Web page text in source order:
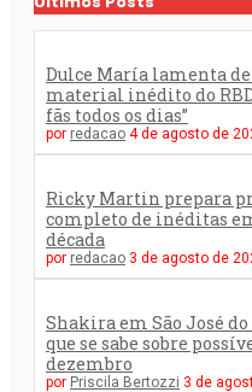
Dulce María lamenta
material inédito do
fãs todos os dias”
por redacao 4 de agosto de
Ricky Martin prepara
completo de inéditas
década
por redacao 3 de agosto de
Shakira em São José do
que se sabe sobre
dezembro
por Priscila Bertozzi 3 de